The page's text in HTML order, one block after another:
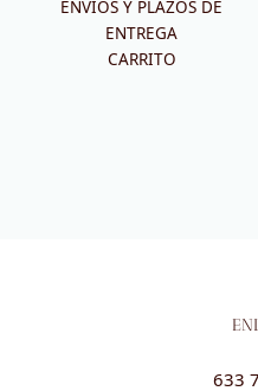
ENVÍOS Y PLAZOS DE
ENTREGA
CARRITO
633